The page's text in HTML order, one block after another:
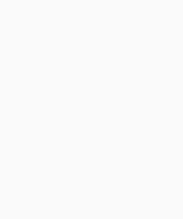
возникновение и развитие конвекции в